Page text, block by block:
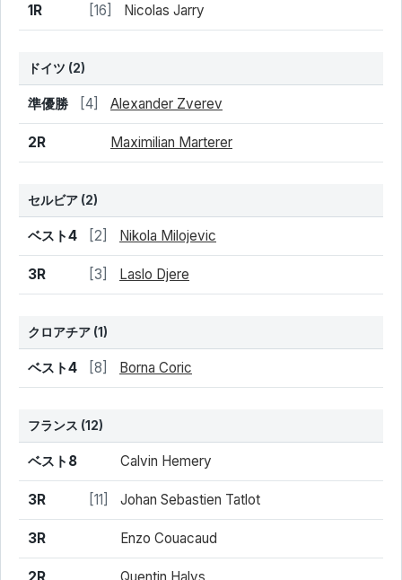
1R [16] Nicolas Jarry
ドイツ (2)
結果 シード 選手名
準優勝 [4] Alexander Zverev
2R Maximilian Marterer
セルビア (2)
結果 シード 選手名
ベスト4 [2] Nikola Milojevic
3R [3] Laslo Djere
クロアチア (1)
結果 シード 選手名
ベスト4 [8] Borna Coric
フランス (12)
結果 シード 選手名
ベスト8 Calvin Hemery
3R [11] Johan Sebastien Tatlot
3R Enzo Couacaud